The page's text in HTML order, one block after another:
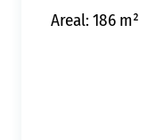
Areal: 186 m²